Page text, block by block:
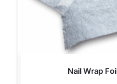
Nail Wrap